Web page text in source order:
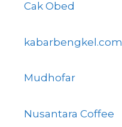
Cak Obed
kabarbengkel.com
Mudhofar
Nusantara Coffee